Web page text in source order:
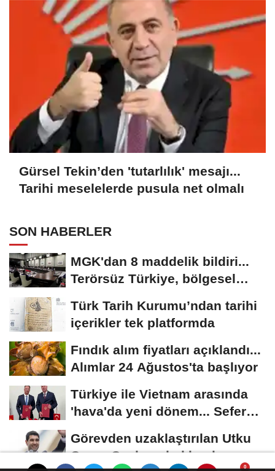
Gürsel Tekin’den 'tutarlılık' mesajı...
Tarihi meselelerde pusula net olmalı
SON HABERLER
MGK'dan 8 maddelik bildiri...
Terörsüz Türkiye, bölgesel
Türk Tarih Kurumu’ndan tarihi
içerikler tek platformda
Fındık alım fiyatları açıklandı...
Alımlar 24 Ağustos'ta başlıyor
Türkiye ile Vietnam arasında
'hava'da yeni dönem... Sefer
Görevden uzaklaştırılan Utku
Caner Çaykara hakkında